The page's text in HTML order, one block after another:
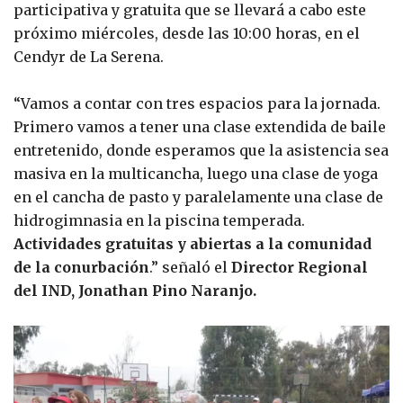
participativa y gratuita que se llevará a cabo este
próximo miércoles, desde las 10:00 horas, en el
Cendyr de La Serena.
“Vamos a contar con tres espacios para la jornada.
Primero vamos a tener una clase extendida de baile
entretenido, donde esperamos que la asistencia sea
masiva en la multicancha, luego una clase de yoga
en el cancha de pasto y paralelamente una clase de
hidrogimnasia en la piscina temperada.
Actividades gratuitas y abiertas a la comunidad
de la conurbación.” señaló el Director Regional
del IND, Jonathan Pino Naranjo.